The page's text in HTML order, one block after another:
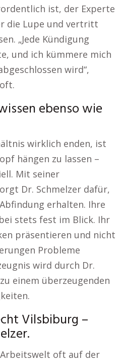
ist, der Experte
die Lupe und vertritt
„Jede Kündigung
und ich kümmere mich
wird“,
ebenso wie
wirklich enden, ist
hängen zu lassen –
Mit seiner
Dr. Schmelzer dafür,
erhalten. Ihre
stets fest im Blick. Ihr
präsentieren und nicht
Probleme
wird durch Dr.
einem überzeugenden
Vilsbiburg –
oft auf der